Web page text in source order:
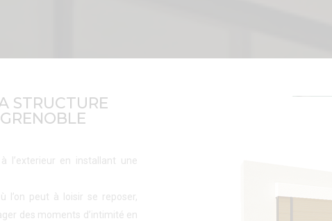
STRUCTURE
l’exterieur en installant une
l’on peut à loisir se reposer,
des moments d’intimité en